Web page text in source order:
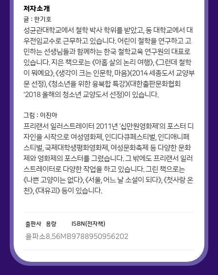
저자소개
글 : 한기호
성균관대학교에서 철학 박사 학위를 받았고, 동 대학교에서 대
우전임교수로 근무하고 있습니다. 어린이 철학을 연구하고 고
민하는 선생님들과 함께하는 한국 철학교육 연구원의 대표로
있습니다. 지은 책으로는 《아홉 살의 논리 여행》, 《그런데 철학
이 뭐예요》, 《생각이 크는 인문학, 마음》(2014 세종도서 교양부
문 선정), 《청소년을 위한 융복합 특강》(대한출판문화협회
'2018 올해의 청소년 교양도서 선정)이 있습니다.
그림 : 이진아
프리랜서 일러스트레이터 2011년 ‘십만원영화제’의 포스터 디
자인을 시작으로 여성영화제, 인디다큐페스티벌, 인디애니페
스티벌, 국제대학생평화영화제, 여성문화축제 등 다양한 문화
제와 영화제의 포스터를 그렸습니다. 그 밖에도 프리랜서 일러
스트레이터로 다양한 작업을 하고 있습니다. 그린 책으로는
《나쁜 고양이는 없다》, 《서울, 어느 날 소설이 되다》, 《첫사랑 온
천》, 《대유괴》 등이 있습니다.
출판사
을파소
용량
8.56MB
ISBN(전자책)
9788950956202